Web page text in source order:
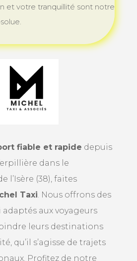
et votre tranquillité sont notre
fiable et rapide depuis
dans le
l’Isère (38), faites
Taxi. Nous offrons des
adaptés aux voyageurs
leurs destinations
qu’il s’agisse de trajets
Profitez de notre